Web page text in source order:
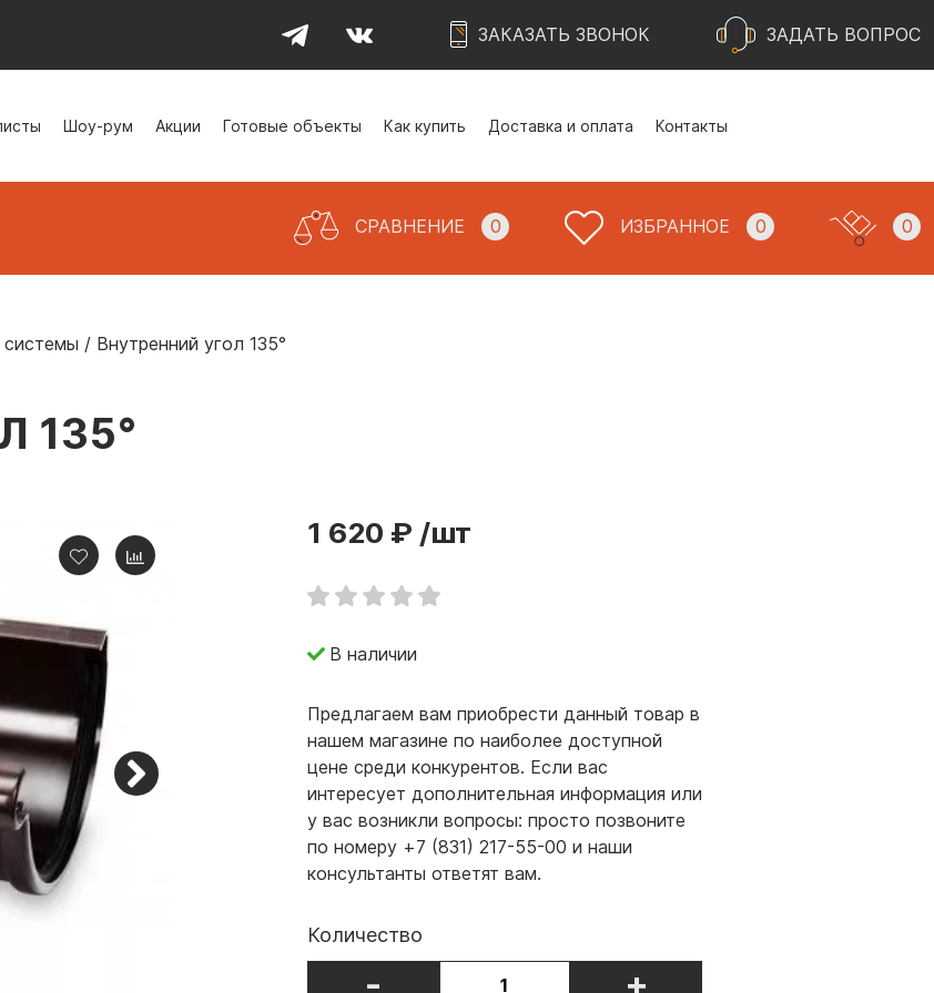
ЗАКАЗАТЬ ЗВОНОК ЗАДАТЬ ВОПРОС
Шоу-рум Акции Готовые объекты Как купить Доставка и оплата Контакты
СРАВНЕНИЕ 0 ИЗБРАННОЕ 0 0
/ Внутренний угол 135°
135°
1 620 ₽ /шт
В наличии
Предлагаем вам приобрести данный товар в
нашем магазине по наиболее доступной
цене среди конкурентов. Если вас
интересует дополнительная информация или
у вас возникли вопросы: просто позвоните
по номеру +7 (831) 217-55-00 и наши
консультанты ответят вам.
Количество